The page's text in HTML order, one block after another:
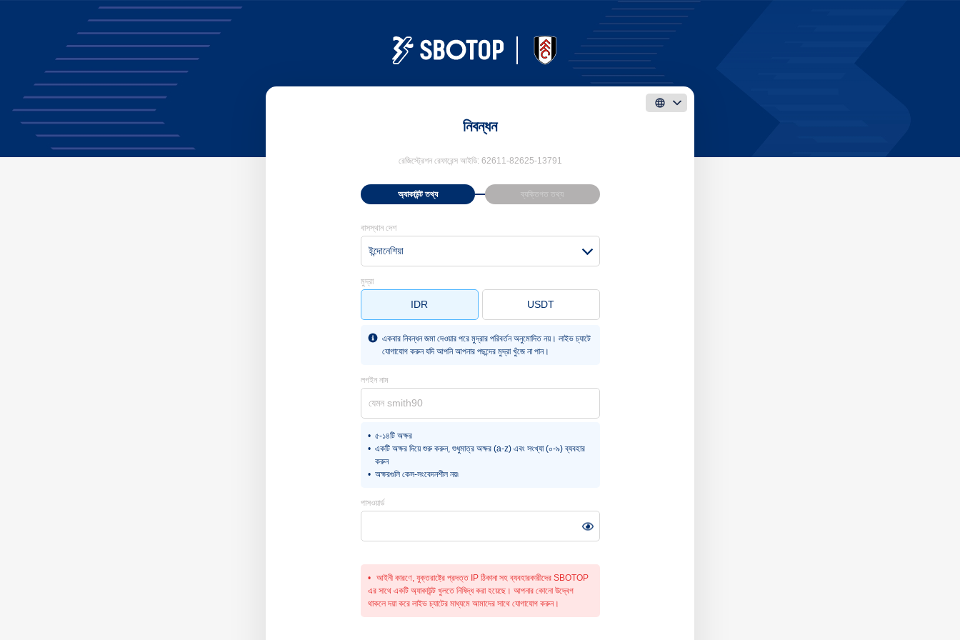
নিবন্ধন
রেজিস্ট্রেশন রেফারেন্স আইডি: 62611-82625-13791
অ্যাকাউন্ট তথ্য ব্যক্তিগত তথ্য
বাসস্থান দেশ
ইন্দোনেশিয়া
মুদ্রা
IDR USDT
একবার নিবন্ধন জমা দেওয়ার পরে মুদ্রার পরিবর্তন অনুমোদিত নয়। লাইভ চ্যাটে
যোগাযোগ করুন যদি আপনি আপনার পছন্দের মুদ্রা খুঁজে না পান।
লগইন নাম
৫-১৪টি অক্ষর
একটি অক্ষর দিয়ে শুরু করুন, শুধুমাত্র অক্ষর (a-z) এবং সংখ্যা (০-৯) ব্যবহার
করুন
অক্ষরগুলি কেস-সংবেদনশীল নয়৷
পাসওয়ার্ড
আইনী কারণে, যুক্তরাষ্ট্রে প্রদত্ত IP ঠিকানা সহ ব্যবহারকারীদের SBOTOP
এর সাথে একটি অ্যাকাউন্ট খুলতে নিষিদ্ধ করা হয়েছে। আপনার কোনো উদ্বেগ
থাকলে দয়া করে লাইভ চ্যাটের মাধ্যমে আমাদের সাথে যোগাযোগ করুন।